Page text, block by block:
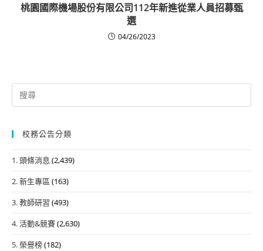
桃園國際機場股份有限公司112年新進從業人員招募甄
選
04/26/2023
Search
for:
校務公告分類
1. 頭條消息 (2,439)
2. 新生專區 (163)
3. 教師研習 (493)
4. 活動&競賽(2,630)
5. 榮譽榜(182)